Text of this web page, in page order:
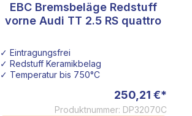
Durchschnittliche
EBC Bremsbeläge Redstuff
vorne Audi TT 2.5 RS quattro
✓ Eintragungsfrei
✓ Redstuff Keramikbelag
✓ Temperatur bis 750°C
250,21 €*
Produktnummer: DP32070C